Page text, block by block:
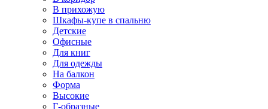
В прихожую
Шкафы-купе в спальню
Детские
Офисные
Для книг
Для одежды
На балкон
Форма
Высокие
Г-образные